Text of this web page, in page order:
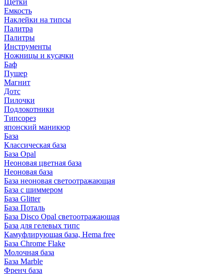
Щетки
Емкость
Наклейки на типсы
Палитра
Палитры
Инструменты
Ножницы и кусачки
Баф
Пушер
Магнит
Дотс
Пилочки
Подлокотники
Типсорез
японский маникюр
База
Классическая база
База Opal
Неоновая цветная база
Неоновая база
База неоновая светоотражающая
База с шиммером
База Glitter
База Поталь
База Disco Opal светоотражающая
База для гелевых типс
Камуфлирующая база, Hema free
База Chrome Flake
Молочная база
База Marble
Френч база